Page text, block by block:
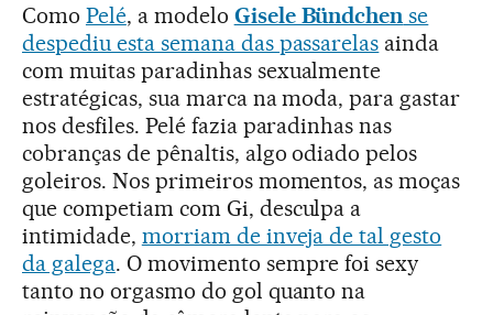
Como Pelé, a modelo Gisele Bündchen se
despediu esta semana das passarelas ainda
com muitas paradinhas sexualmente
estratégicas, sua marca na moda, para gastar
nos desfiles. Pelé fazia paradinhas nas
cobranças de pênaltis, algo odiado pelos
goleiros. Nos primeiros momentos, as moças
que competiam com Gi, desculpa a
intimidade, morriam de inveja de tal gesto
da galega. O movimento sempre foi sexy
tanto no orgasmo do gol quanto na